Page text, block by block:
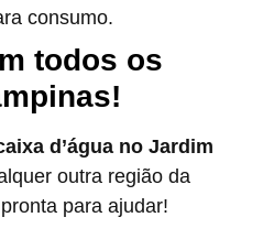
consumo.
todos os
d’água no Jardim
outra região da
para ajudar!